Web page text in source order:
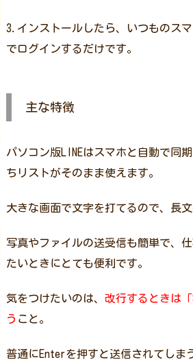
3.インストールしたら、いつものス
でログインするだけです。
主な特徴
パソコン版LINEはスマホと自動で同
ちリストがそのまま使えます。
大きな画面で文字を打てるので、長文
写真やファイルの送受信も簡単で、
たいときにとても便利です。
気をつけたいのは、 改行するときは
う こと。
普通にEnterを押すと送信されてしま